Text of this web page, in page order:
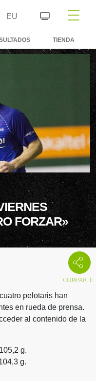
EU
TIENDA
FORZAR»
pelotaris han
en rueda de prensa.
al contenido de la
g.
g.